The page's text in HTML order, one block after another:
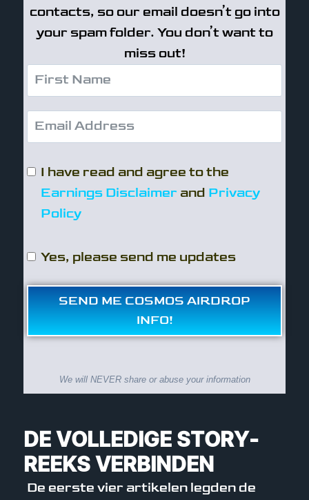
contacts, so our email doesn’t go into
your spam folder. You don’t want to
miss out!
I have read and agree to the
Earnings Disclaimer and Privacy
Policy
Yes, please send me updates
SEND ME COSMOS AIRDROP
INFO!
We will NEVER share or abuse your information
DE VOLLEDIGE STORY-
REEKS VERBINDEN
De eerste vier artikelen legden de